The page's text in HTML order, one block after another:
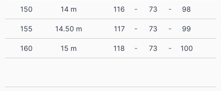
150 14 m 116 - 73 - 98
155 14.50 m 117 - 73 - 99
160 15 m 118 - 73 - 100